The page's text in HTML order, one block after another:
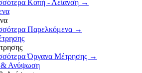
Κοπή - Λείανση →
Παρελκόμενα →
Όργανα Μέτρησης →
Ανύψωση